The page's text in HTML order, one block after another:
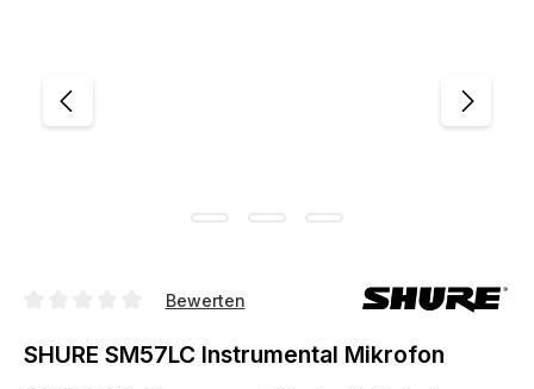
Bewerten
SHURE SM57LC Instrumental Mikrofon